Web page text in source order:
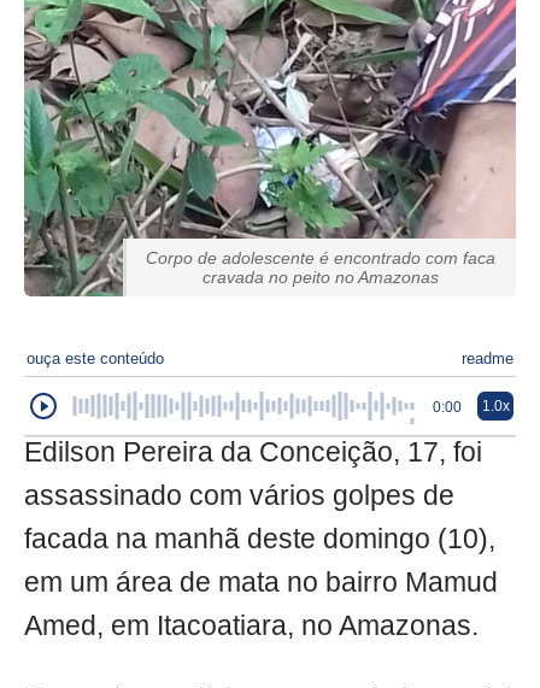
Corpo de adolescente é encontrado com faca
cravada no peito no Amazonas
ouça este conteúdo readme
0:00 1.0x
Edilson Pereira da Conceição, 17, foi
assassinado com vários golpes de
facada na manhã deste domingo (10),
em um área de mata no bairro Mamud
Amed, em Itacoatiara, no Amazonas.